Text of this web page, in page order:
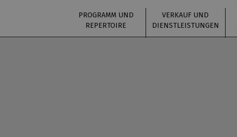
PROGRAMM UND
REPERTOIRE
VERKAUF UND
DIENSTLEISTUNGEN